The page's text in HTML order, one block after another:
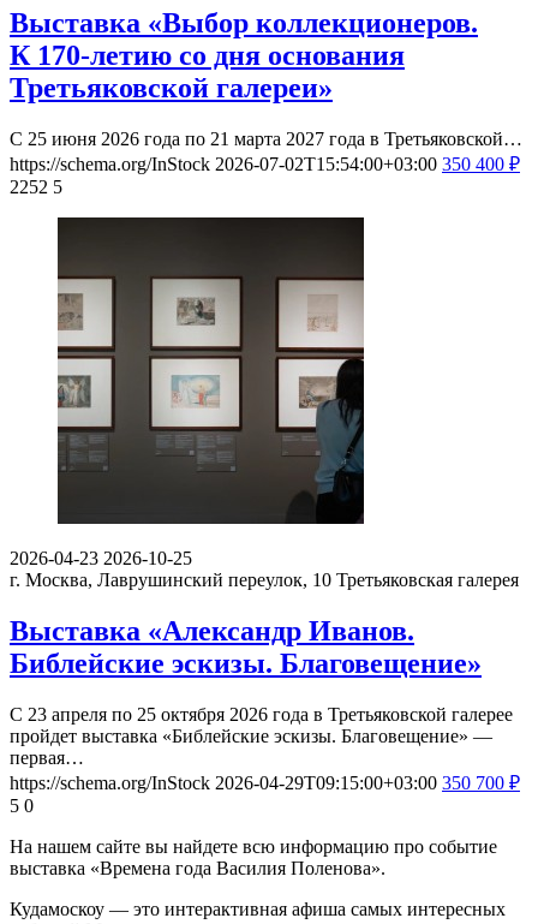
Выставка «Выбор коллекционеров.
К 170-летию со дня основания
Третьяковской галереи»
С 25 июня 2026 года по 21 марта 2027 года в Третьяковской…
https://schema.org/InStock 2026-07-02T15:54:00+03:00 350 400 ₽
2252 5
2026-04-23 2026-10-25
г. Москва, Лаврушинский переулок, 10 Третьяковская галерея
Выставка «Александр Иванов.
Библейские эскизы. Благовещение»
С 23 апреля по 25 октября 2026 года в Третьяковской галерее
пройдет выставка «Библейские эскизы. Благовещение» —
первая…
https://schema.org/InStock 2026-04-29T09:15:00+03:00 350 700 ₽
5 0
На нашем сайте вы найдете всю информацию про событие
выставка «Времена года Василия Поленова».
Кудамоскоу — это интерактивная афиша самых интересных